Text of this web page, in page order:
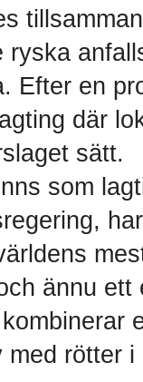
ryska
Efter en
där
sätt.
som
ännu
med rötter